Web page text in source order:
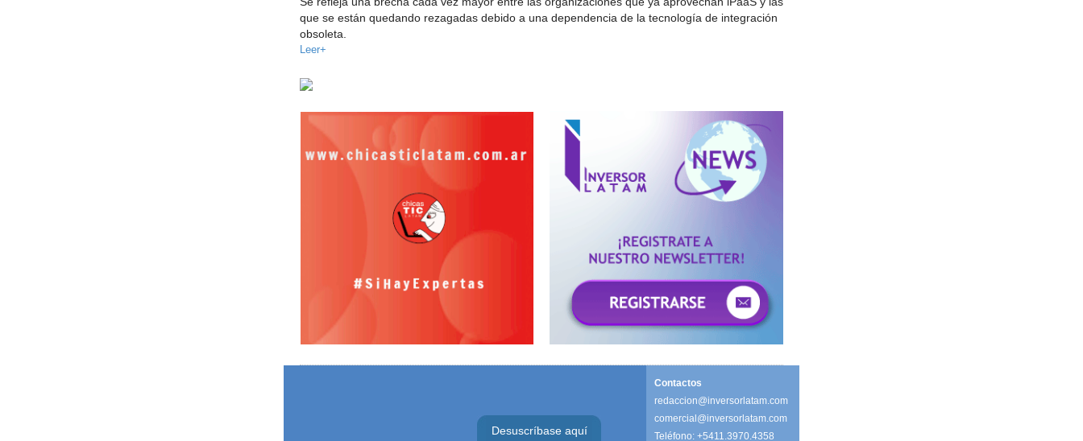
que se están quedando rezagadas debido a una dependencia de la tecnología de integración
obsoleta.
Leer+
Desuscríbase aquí
Contactos
redaccion@inversorlatam.com
comercial@inversorlatam.com
Teléfono: +5411.3970.4358